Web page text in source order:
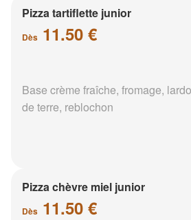
Pizza tartiflette junior
Dès 11.50 €
Base crème fraîche, fromage,
de terre, reblochon
Pizza chèvre miel junior
Dès 11.50 €